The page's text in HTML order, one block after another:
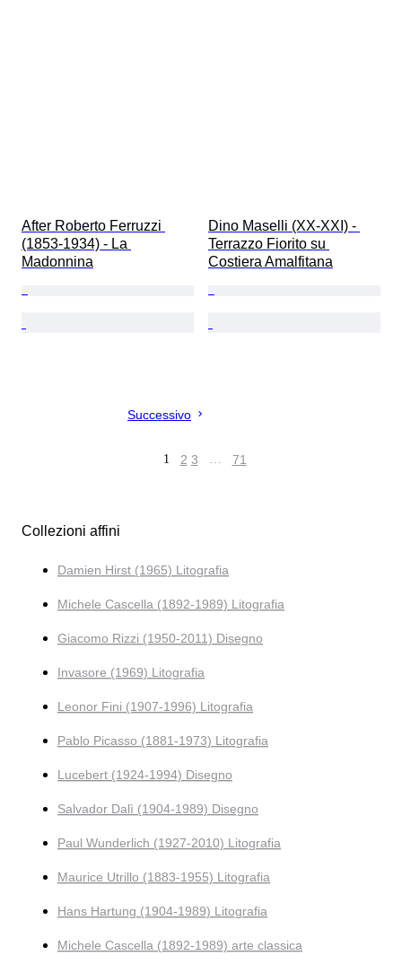
After Roberto Ferruzzi
(1853-1934) - La
Madonnina
Dino Maselli (XX-XXI) -
Terrazzo Fiorito su
Costiera Amalfitana
Successivo
1 2 3 … 71
Collezioni affini
Damien Hirst (1965) Litografia
Michele Cascella (1892-1989) Litografia
Giacomo Rizzi (1950-2011) Disegno
Invasore (1969) Litografia
Leonor Fini (1907-1996) Litografia
Pablo Picasso (1881-1973) Litografia
Lucebert (1924-1994) Disegno
Salvador Dalì (1904-1989) Disegno
Paul Wunderlich (1927-2010) Litografia
Maurice Utrillo (1883-1955) Litografia
Hans Hartung (1904-1989) Litografia
Michele Cascella (1892-1989) arte classica